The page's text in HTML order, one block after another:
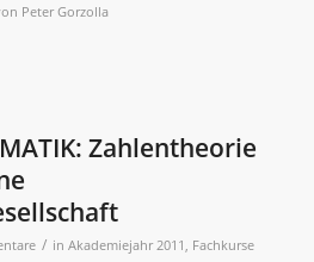
Peter Gorzolla
Zahlentheorie
/ in Akademiejahr 2011 , Fachkurse